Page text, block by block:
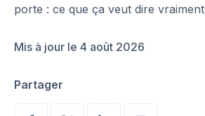
porte : ce que ça veut dire vraiment
Mis à jour le 4 août 2026
Partager